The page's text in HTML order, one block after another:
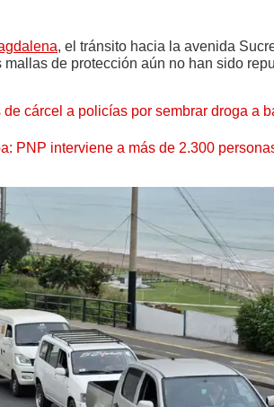
, el tránsito hacia la avenida
de protección aún no han sido
cárcel a policías por sembrar droga a
PNP interviene a más de 2.300